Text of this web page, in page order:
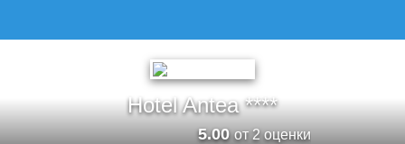
Hotel Antea ****
5.00от 2 оценки